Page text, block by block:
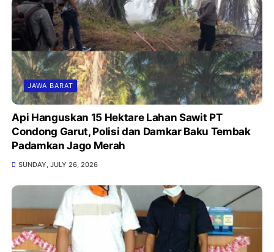
JAWA BARAT
Api Hanguskan 15 Hektare Lahan Sawit PT
Condong Garut, Polisi dan Damkar Baku Tembak
Padamkan Jago Merah
SUNDAY, JULY 26, 2026